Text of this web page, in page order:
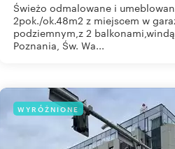
Świeżo odmalowane i
2pok./ok.48m2 z miejscem w
podziemnym,z 2
Poznania, Św. Wa...
WYRÓŻNIONE